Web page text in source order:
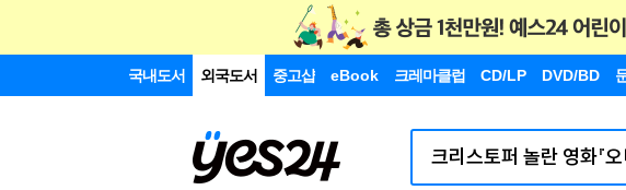
국내도서 외국도서 중고샵 eBook 크레마클럽 CD/LP DVD/BD